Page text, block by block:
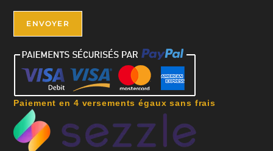
Paiement en 4 versements égaux sans frais